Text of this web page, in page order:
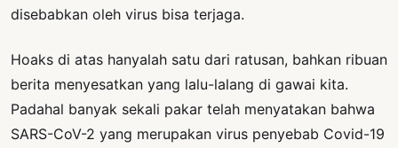
disebabkan oleh virus bisa terjaga.
Hoaks di atas hanyalah satu dari ratusan, bahkan ribuan
berita menyesatkan yang lalu-lalang di gawai kita.
Padahal banyak sekali pakar telah menyatakan bahwa
SARS-CoV-2 yang merupakan virus penyebab Covid-19